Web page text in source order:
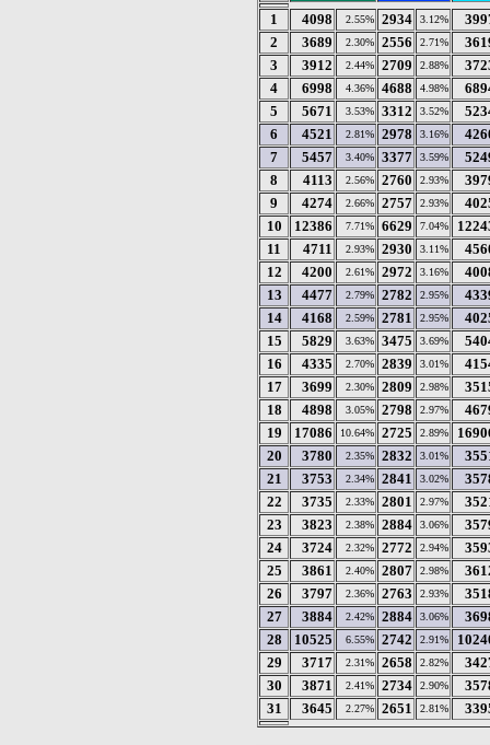
1
4098 2.55% 2934 3.12%
2
3689 2.30% 2556 2.71%
3
3912 2.44% 2709 2.88%
4
6998 4.36% 4688 4.98%
5
5671 3.53% 3312 3.52%
6
4521 2.81% 2978 3.16%
7
5457 3.40% 3377 3.59%
8
4113 2.56% 2760 2.93%
9
4274 2.66% 2757 2.93%
10
12386 7.71% 6629 7.04%
11
4711 2.93% 2930 3.11%
12
4200 2.61% 2972 3.16%
13
4477 2.79% 2782 2.95%
14
4168 2.59% 2781 2.95%
15
5829 3.63% 3475 3.69%
16
4335 2.70% 2839 3.01%
17
3699 2.30% 2809 2.98%
18
4898 3.05% 2798 2.97%
19
17086 10.64% 2725 2.89%
20
3780 2.35% 2832 3.01%
21
3753 2.34% 2841 3.02%
22
3735 2.33% 2801 2.97%
23
3823 2.38% 2884 3.06%
24
3724 2.32% 2772 2.94%
25
3861 2.40% 2807 2.98%
26
3797 2.36% 2763 2.93%
27
3884 2.42% 2884 3.06%
28
10525 6.55% 2742 2.91%
29
3717 2.31% 2658 2.82%
30
3871 2.41% 2734 2.90%
31
3645 2.27% 2651 2.81%